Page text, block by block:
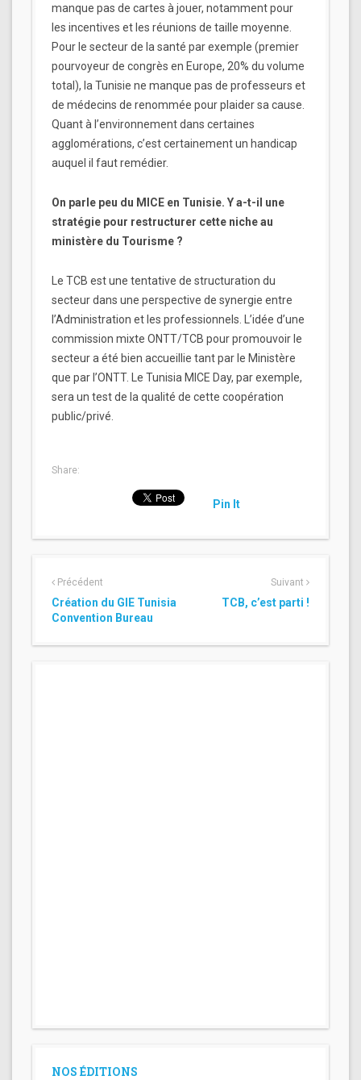
manque pas de cartes à jouer, notamment pour
les incentives et les réunions de taille moyenne.
Pour le secteur de la santé par exemple (premier
pourvoyeur de congrès en Europe, 20% du volume
total), la Tunisie ne manque pas de professeurs et
de médecins de renommée pour plaider sa cause.
Quant à l’environnement dans certaines
agglomérations, c’est certainement un handicap
auquel il faut remédier.
On parle peu du MICE en Tunisie. Y a-t-il une
stratégie pour restructurer cette niche au
ministère du Tourisme ?
Le TCB est une tentative de structuration du
secteur dans une perspective de synergie entre
l’Administration et les professionnels. L’idée d’une
commission mixte ONTT/TCB pour promouvoir le
secteur a été bien accueillie tant par le Ministère
que par l’ONTT. Le Tunisia MICE Day, par exemple,
sera un test de la qualité de cette coopération
public/privé.
Share:
Pin It
Précédent
Création du GIE Tunisia
Convention Bureau
Suivant
TCB, c’est parti !
NOS ÉDITIONS